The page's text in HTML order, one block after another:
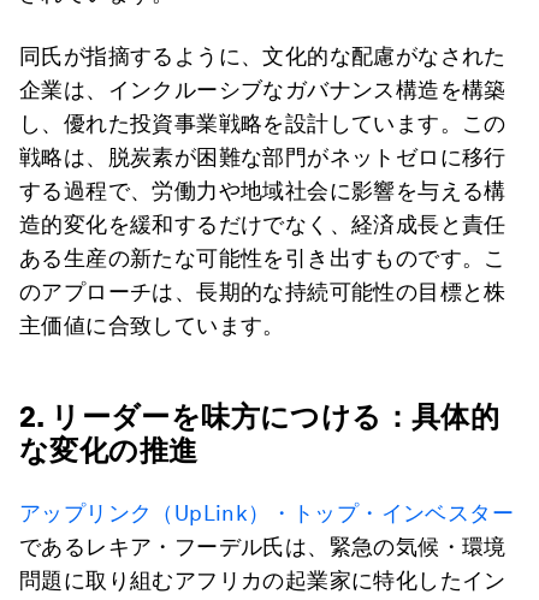
同氏が指摘するように、文化的な配慮がなされた
企業は、インクルーシブなガバナンス構造を構築
し、優れた投資事業戦略を設計しています。この
戦略は、脱炭素が困難な部門がネットゼロに移行
する過程で、労働力や地域社会に影響を与える構
造的変化を緩和するだけでなく、経済成長と責任
ある生産の新たな可能性を引き出すものです。こ
のアプローチは、長期的な持続可能性の目標と株
主価値に合致しています。
2. リーダーを味方につける：具体的
な変化の推進
アップリンク（UpLink）・トップ・インベスター
であるレキア・フーデル氏は、緊急の気候・環境
問題に取り組むアフリカの起業家に特化したイン